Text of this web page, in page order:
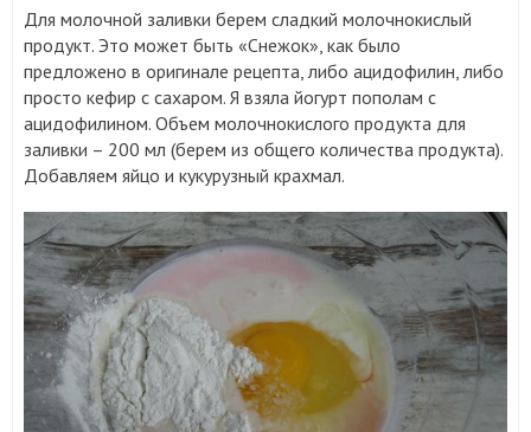
Для молочной заливки берем сладкий молочнокислый
продукт. Это может быть «Снежок», как было
предложено в оригинале рецепта, либо ацидофилин, либо
просто кефир с сахаром. Я взяла йогурт пополам с
ацидофилином. Объем молочнокислого продукта для
заливки – 200 мл (берем из общего количества продукта).
Добавляем яйцо и кукурузный крахмал.